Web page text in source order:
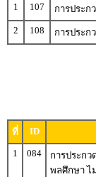
1
107 การประ
2
108 การประ
ที่ ID
1
084
การประก
พลศึกษา ไ